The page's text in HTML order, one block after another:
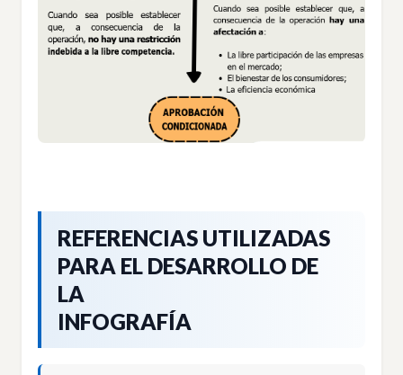
REFERENCIAS UTILIZADAS
PARA EL DESARROLLO DE
LA
INFOGRAFÍA